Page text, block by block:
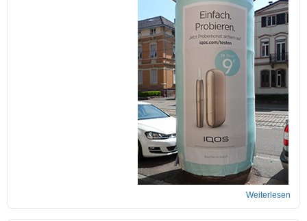
Weiterlesen